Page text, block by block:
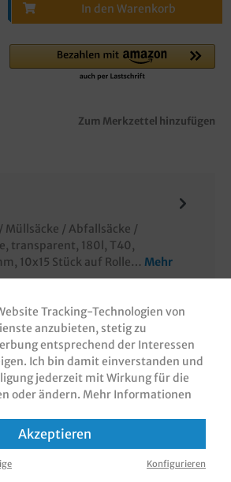
In den Warenkorb
Zum Merkzettel hinzufügen
Müllsäcke / Abfallsäcke /
transparent, 180l, T40,
10x15 Stück auf Rolle… Mehr
Produktsicherheit
PRODUKT GEKAUFT
Tracking-Technologien von
anzubieten, stetig zu
entsprechend der Interessen
Ich bin damit einverstanden und
jederzeit mit Wirkung für die
oder ändern. Mehr Informationen
Akzeptieren
Konfigurieren